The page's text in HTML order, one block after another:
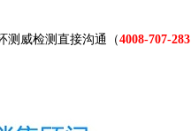
测威检测直接沟通（4008-707-283